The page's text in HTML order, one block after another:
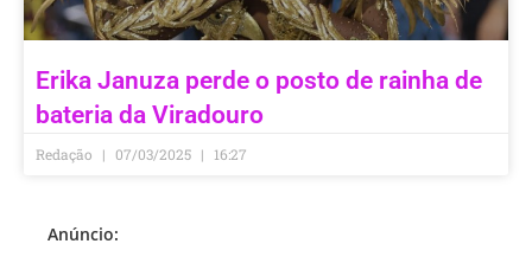
Erika Januza perde o posto de rainha de
bateria da Viradouro
Redação 07/03/2025 16:27
Anúncio: